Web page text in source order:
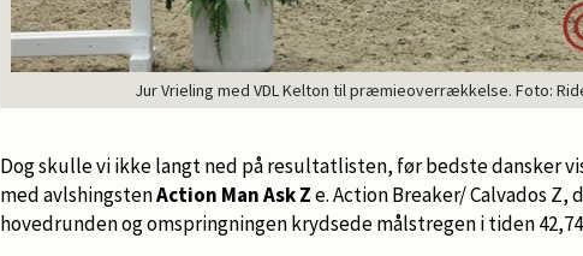
Jur Vrieling med VDL Kelton til præmieoverrækkelse. Foto:
Dog skulle vi ikke langt ned på resultatlisten, før bedste dansker
med avlshingstenAction Man Ask Ze. Action Breaker/ Calvados
hovedrunden og omspringningen krydsede målstregen i tiden